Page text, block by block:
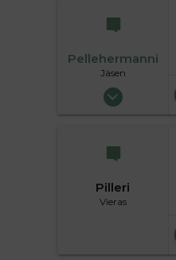
Pellehermanni
Jäsen
24.04.2004
Pilleri
Vieras